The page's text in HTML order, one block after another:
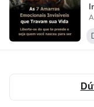
Estou aqui para
posso esperar
estão por vir.